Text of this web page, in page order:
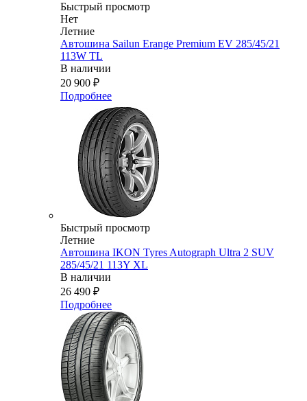
Быстрый просмотр
Нет
Летние
Автошина Sailun Erange Premium EV 285/45/21
113W TL
В наличии
20 900 ₽
Подробнее
Быстрый просмотр
Летние
Автошина IKON Tyres Autograph Ultra 2 SUV
285/45/21 113Y XL
В наличии
26 490 ₽
Подробнее